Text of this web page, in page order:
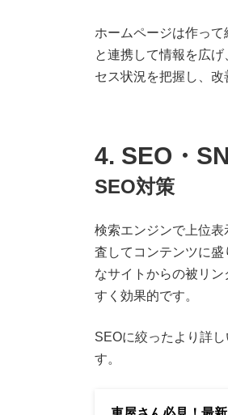
ホームページは作っ
と連携して情報を広
セス状況を把握し、改
4. SEO・
SEO対策
検索エンジンで上位
査してコンテンツに
なサイトからの被リ
すく効果的です。
SEOに絞ったより詳し
す。